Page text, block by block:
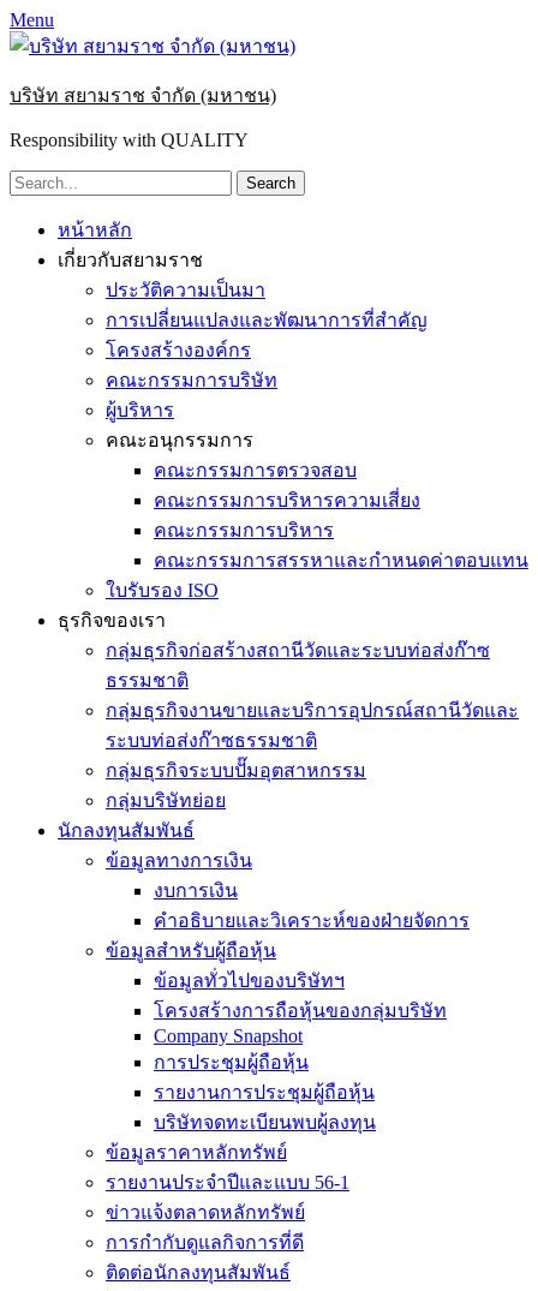
Menu
บริษัท สยามราช จำกัด (มหาชน)
Responsibility with QUALITY
Search
for:
Primary
Menu
Skip
content
หน้าหลัก
เกี่ยวกับสยามราช
ประวัติความเป็นมา
การเปลี่ยนแปลงและพัฒนาการที่สำคัญ
โครงสร้างองค์กร
คณะกรรมการบริษัท
ผู้บริหาร
คณะอนุกรรมการ
คณะกรรมการตรวจสอบ
คณะกรรมการบริหารความเสี่ยง
คณะกรรมการบริหาร
คณะกรรมการสรรหาและกำหนดค่าตอบแทน
ใบรับรอง ISO
ธุรกิจของเรา
กลุ่มธุรกิจก่อสร้างสถานีวัดและระบบท่อส่งก๊าซ
ธรรมชาติ
กลุ่มธุรกิจงานขายและบริการอุปกรณ์สถานีวัดและ
ระบบท่อส่งก๊าซธรรมชาติ
กลุ่มธุรกิจระบบปั๊มอุตสาหกรรม
กลุ่มบริษัทย่อย
นักลงทุนสัมพันธ์
ข้อมูลทางการเงิน
งบการเงิน
คำอธิบายและวิเคราะห์ของฝ่ายจัดการ
ข้อมูลสำหรับผู้ถือหุ้น
ข้อมูลทั่วไปของบริษัทฯ
โครงสร้างการถือหุ้นของกลุ่มบริษัท
Company Snapshot
การประชุมผู้ถือหุ้น
รายงานการประชุมผู้ถือหุ้น
บริษัทจดทะเบียนพบผู้ลงทุน
ข้อมูลราคาหลักทรัพย์
รายงานประจำปีและแบบ 56-1
ข่าวแจ้งตลาดหลักทรัพย์
การกำกับดูแลกิจการที่ดี
ติดต่อนักลงทุนสัมพันธ์